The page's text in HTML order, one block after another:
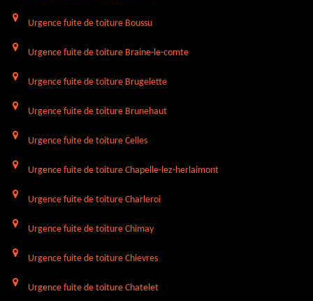
Urgence fuite de toiture Boussu
Urgence fuite de toiture Braine-le-comte
Urgence fuite de toiture Brugelette
Urgence fuite de toiture Brunehaut
Urgence fuite de toiture Celles
Urgence fuite de toiture Chapelle-lez-herlaimont
Urgence fuite de toiture Charleroi
Urgence fuite de toiture Chimay
Urgence fuite de toiture Chievres
Urgence fuite de toiture Chatelet